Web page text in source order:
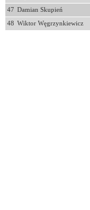
47 Damian Skupień
48 Wiktor Węgrzynkiewicz